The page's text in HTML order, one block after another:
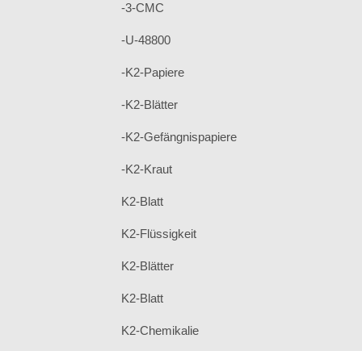
-3-CMC
-U-48800
-K2-Papiere
-K2-Blätter
-K2-Gefängnispapiere
-K2-Kraut
K2-Blatt
K2-Flüssigkeit
K2-Blätter
K2-Blatt
K2-Chemikalie